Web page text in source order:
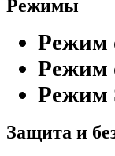
Режимы
Режим
Режим
Режим
Защита и